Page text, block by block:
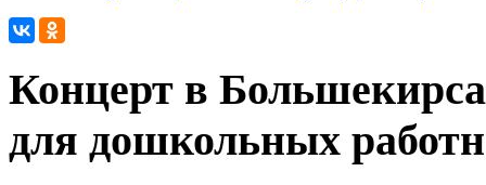
Концерт в
для дошкольных